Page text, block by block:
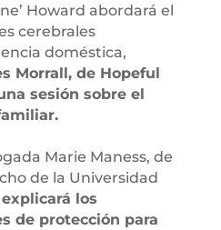
Howard abordará el
cerebrales
doméstica,
Morrall, de Hopeful
sesión sobre el
Marie Maness, de
de la Universidad
explicará los
de protección para